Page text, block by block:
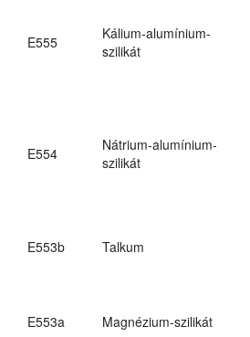
E555
Kálium-alumínium-
szilikát
E554
Nátrium-alumínium-
szilikát
E553b Talkum
E553a Magnézium-szilikát